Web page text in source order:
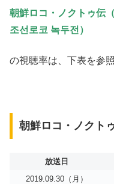
朝鮮ロコ・ノクトゥ伝
조선로코 녹두전）
の視聴率は、下表を参
朝鮮ロコ・ノクト
放送日
2019.09.30（月）